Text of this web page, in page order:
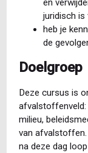
en
juridisch is
heb je
de
Doelgroep
Deze cursus is
afvalstoffenveld:
milieu,
van afvalstoffen.
na deze dag